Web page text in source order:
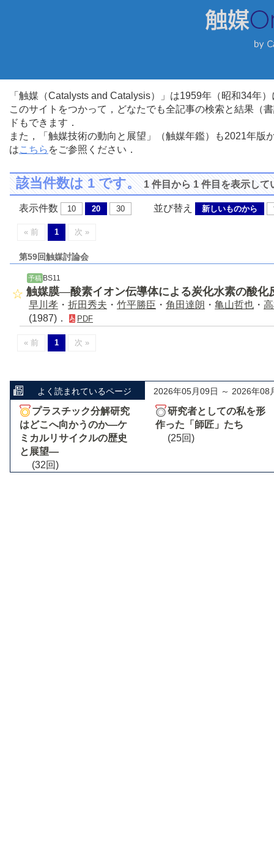
「触媒（Catalysts and Catalysis）」は1959年（昭和34年
このサイトをつかって，どなたでも全記事の検索と結果（
ドもできます．
また，「触媒技術の動向と展望」（触媒年鑑）も2021年
はこちら をご参照ください．
該当件数は 1 です。1 件目から 1 件目を表示して
表示件数 10 20 30 並び替え 新しいものから
« 前 1 次 »
第59回触媒討論会
予稿 BS11
触媒膜―酸素イオン伝導体による炭化水素の酸化
早川孝 ・ 折田秀夫 ・ 竹平勝臣 ・ 角田達朗 ・ 亀山哲也 ・
(1987)．
PDF
« 前 1 次 »
よく読まれているページ 2026年05月09日 ～ 2026年08
プラスチック分解研究
はどこへ向かうのか―ケ
ミカルリサイクルの歴史
と展望―
(32回)
研究者としての私を形
作った「師匠」たち
(25回)